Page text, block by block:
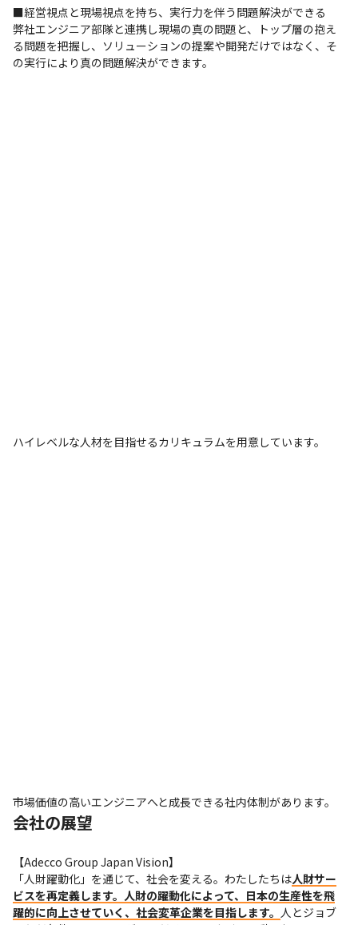
■経営視点と現場視点を持ち、実行力を伴う問題解決ができる
弊社エンジニア部隊と連携し現場の真の問題と、トップ層の抱え
る問題を把握し、ソリューションの提案や開発だけではなく、そ
の実行により真の問題解決ができます。
ハイレベルな人材を目指せるカリキュラムを用意しています。
市場価値の高いエンジニアへと成長できる社内体制があります。
会社の展望
【Adecco Group Japan Vision】
「人財躍動化」を通じて、社会を変える。わたしたちは人財サー
ビスを再定義します。人財の躍動化によって、日本の生産性を飛
躍的に向上させていく、社会変革企業を目指します。 人とジョブ